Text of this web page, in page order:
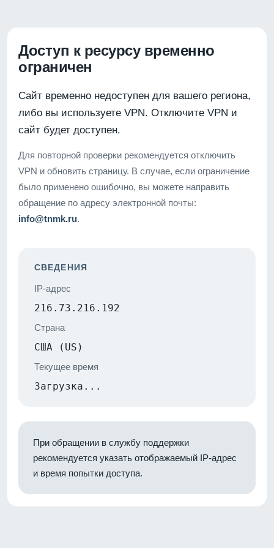
Доступ к ресурсу временно
ограничен
Сайт временно недоступен для вашего региона,
либо вы используете VPN. Отключите VPN и
сайт будет доступен.
Для повторной проверки рекомендуется отключить
VPN и обновить страницу. В случае, если ограничение
было применено ошибочно, вы можете направить
обращение по адресу электронной почты:
info@tnmk.ru.
СВЕДЕНИЯ
IP-адрес
216.73.216.192
Страна
США (US)
Текущее время
Загрузка...
При обращении в службу поддержки
рекомендуется указать отображаемый IP-адрес
и время попытки доступа.